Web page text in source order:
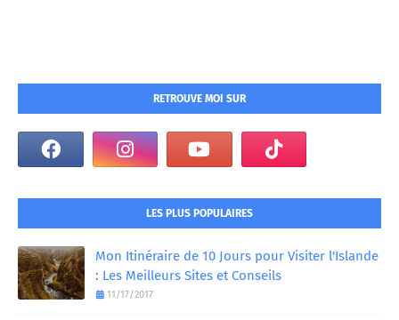
RETROUVE MOI SUR
LES PLUS POPULAIRES
Mon Itinéraire de 10 Jours pour Visiter l'Islande
: Les Meilleurs Sites et Conseils
11/17/2017